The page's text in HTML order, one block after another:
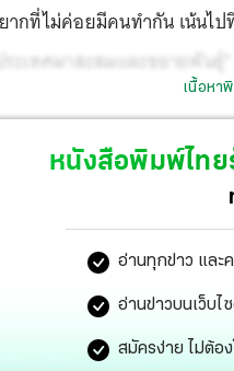
กที่ไม่ค่อยมีคนทำกัน เน้นไป
ะเทศมาสะสมและขยายพันธุ์”
เนื้อหา
หนังสือพิมพ์ไทย
อ่านทุกข่าว และ
อ่านข่าวบนเว็บ
สมัครง่าย ไม่ต้อ